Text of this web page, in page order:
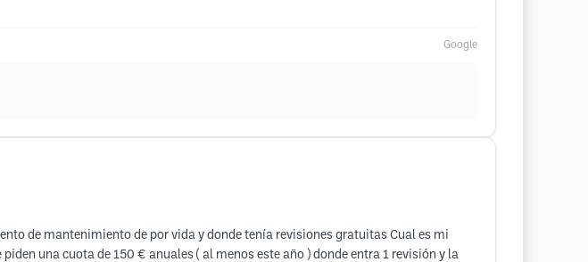
Google
de mantenimiento de por vida y donde tenía revisiones gratuitas Cual es mi
una cuota de 150 € anuales ( al menos este año ) donde entra 1 revisión y la